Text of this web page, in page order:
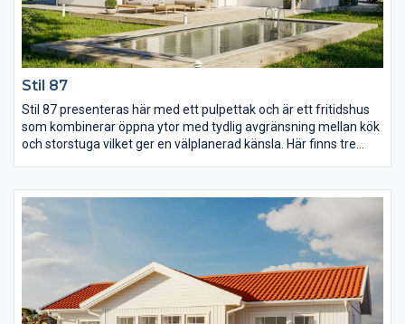
Stil 87
Stil 87 presenteras här med ett pulpettak och är ett fritidshus
som kombinerar öppna ytor med tydlig avgränsning mellan kök
och storstuga vilket ger en välplanerad känsla. Här finns tre
med ett WC som rymmer allt som behövs.